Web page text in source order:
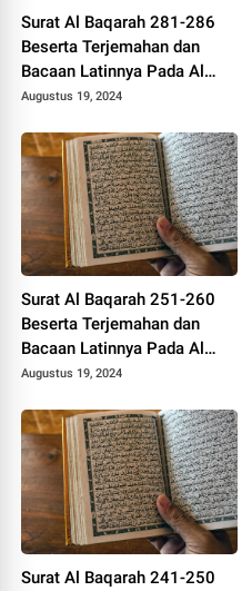
Surat Al Baqarah 281-286
Beserta Terjemahan dan
Bacaan Latinnya Pada Al
Quran
Augustus 19, 2024
Surat Al Baqarah 251-260
Beserta Terjemahan dan
Bacaan Latinnya Pada Al
Quran
Augustus 19, 2024
Surat Al Baqarah 241-250